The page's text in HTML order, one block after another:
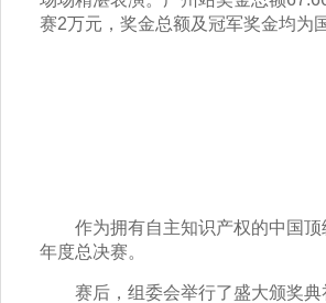
赛2万元，奖金总额及冠军奖金均为
作为拥有自主知识产权的中国顶
年度总决赛。
赛后，组委会举行了盛大颁奖典